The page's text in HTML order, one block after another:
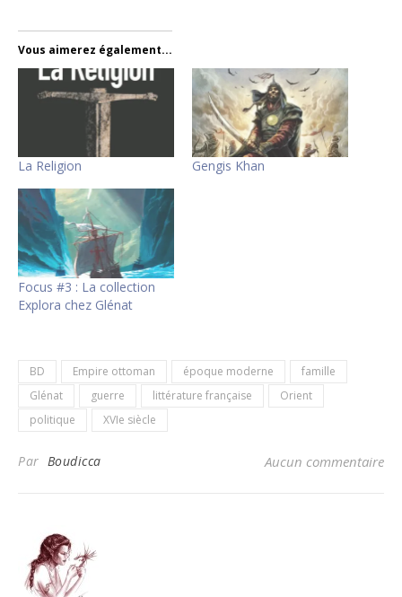
Vous aimerez également...
La Religion Gengis Khan
Focus #3 : La collection
Explora chez Glénat
BD Empire ottoman époque moderne
famille
Glénat
guerre littérature française
Orient
politique
XVIe siècle
Par Boudicca Aucun commentaire